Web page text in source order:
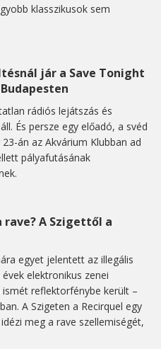
klasszikusok sem
jár a Save Tonight
rádiós lejátszás és
És persze egy előadó, a svéd
án az Akvárium Klubban ad
pályafutásának
A Szigettől a
egyet jelentett az illegális
elektronikus zenei
reflektorfénybe került –
A Szigeten a Recirquel egy
meg a rave szellemiségét,